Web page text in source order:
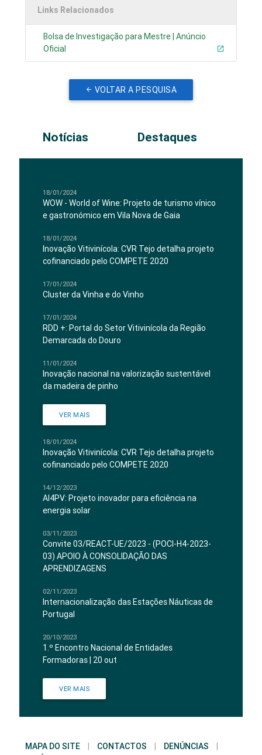
Links Relacionados
Bolsa de Investigação para Mestre | Anúncio
Oficial
VOLTAR A PESQUISA
Notícias Destaques
18/01/2024
WOW - World of Wine: Projeto de turismo vínico
e gastronómico em Vila Nova de Gaia
18/01/2024
Inovação Vitivinícola: CVR Tejo detalha projeto
cofinanciado pelo COMPETE 2020
17/01/2024
Cluster da Vinha e do Vinho
17/01/2024
RDD +: Portal do Setor Vitivinícola da Região
Demarcada do Douro
11/01/2024
Inovação nacional na valorização sustentável
da madeira de pinho
VER MAIS
18/01/2024
Inovação Vitivinícola: CVR Tejo detalha projeto
cofinanciado pelo COMPETE 2020
14/12/2023
AI4PV: Projeto inovador para eficiência na
energia solar
03/11/2023
Convite 03/REACT-UE/2023 - (POCI-H4-2023-
03) APOIO À CONSOLIDAÇÃO DAS
APRENDIZAGENS
02/11/2023
Internacionalização das Estações Náuticas de
Portugal
20/10/2023
1.º Encontro Nacional de Entidades
Formadoras | 20 out
VER MAIS
MAPA DO SITE | CONTACTOS | DENÚNCIAS
|